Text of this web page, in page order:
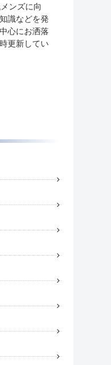
ンズに向
識などを発
心にお洒落
更新してい